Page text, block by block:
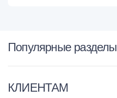
Популярные разделы
КЛИЕНТАМ